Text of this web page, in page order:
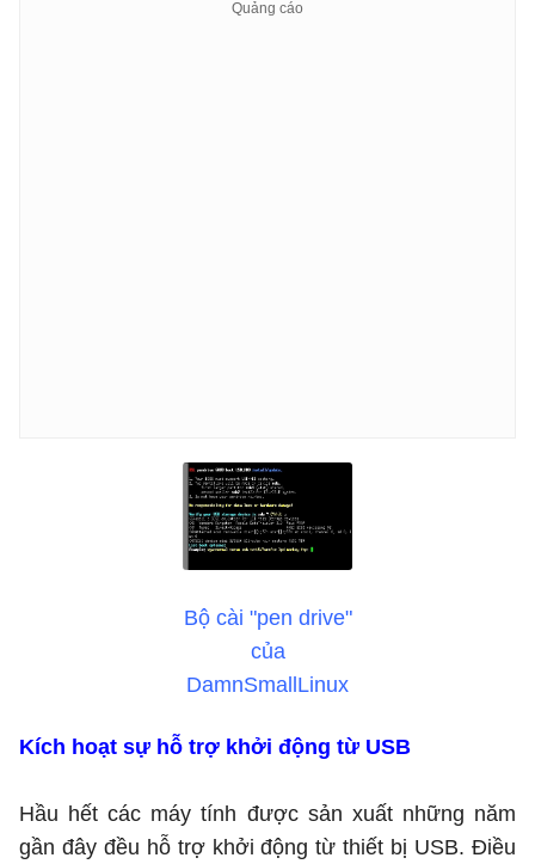
Bộ cài "pen drive"
của
DamnSmallLinux
Kích hoạt sự hỗ trợ khởi động từ USB
Hầu hết các máy tính được sản xuất những năm
gần đây đều hỗ trợ khởi động từ thiết bị USB. Điều